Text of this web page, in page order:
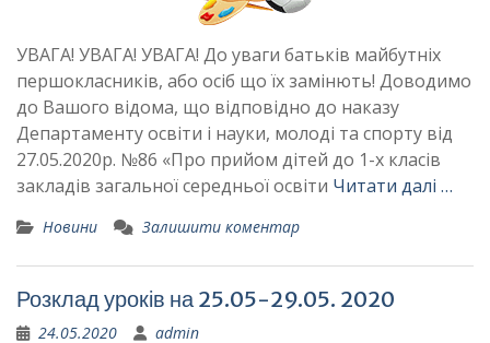
УВАГА! УВАГА! УВАГА! До уваги батьків майбутніх
першокласників, або осіб що їх замінють! Доводимо
до Вашого відома, що відповідно до наказу
Департаменту освіти і науки, молоді та спорту від
27.05.2020р. №86 «Про прийом дітей до 1-х класів
закладів загальної середньої освіти Читати далі …
Новини Залишити коментар
Розклад уроків на 25.05-29.05. 2020
24.05.2020 admin